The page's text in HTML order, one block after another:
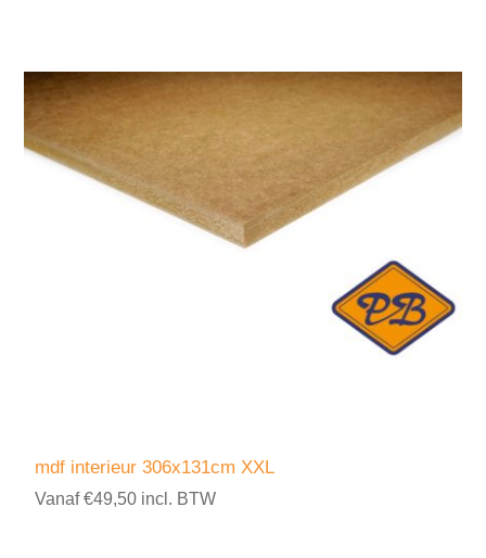
mdf interieur 306x131cm XXL
Vanaf €49,50 incl. BTW